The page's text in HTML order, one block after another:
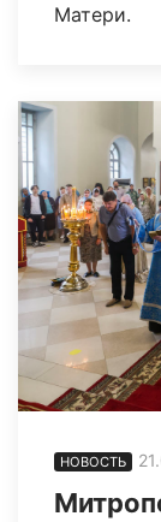
Матери.
НОВОСТЬ